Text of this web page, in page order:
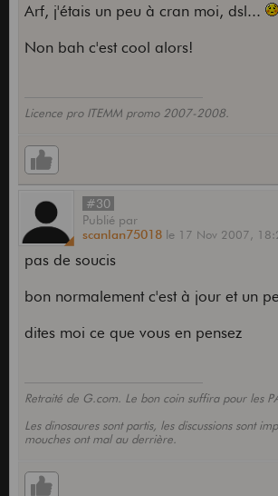
Arf, j'étais un peu à cran moi, dsl...
Non bah c'est cool alors!
Licence pro ITEMM promo 2007-2008.
#30
Publié par
scanlan75018 le 17 Nov 2007,
pas de soucis
bon normalement c'est à jour et un
dites moi ce que vous en pensez
Retraité de G.com. Le bon coin suffira pour les
Les dinosaures sont partis, les discussions sont
mouches ont mal au derrière.